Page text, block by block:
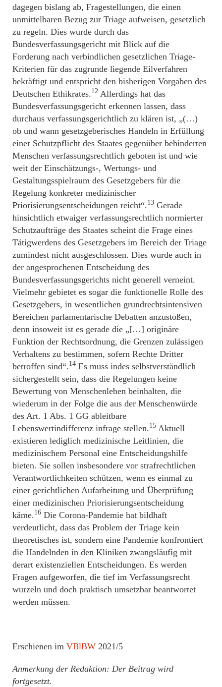
dagegen bislang ab, Fragestellungen, die einen
unmittelbaren Bezug zur Triage aufweisen, gesetzlich
zu regeln. Dies wurde durch das
Bundesverfassungsgericht mit Blick auf die
Forderung nach verbindlichen gesetzlichen Triage-
Kriterien für das zugrunde liegende Eilverfahren
bekräftigt und entspricht den bisherigen Vorgaben des
Deutschen Ethikrates.12 Allerdings hat das
Bundesverfassungsgericht erkennen lassen, dass
durchaus verfassungsgerichtlich zu klären ist, „(…)
ob und wann gesetzgeberisches Handeln in Erfüllung
einer Schutzpflicht des Staates gegenüber behinderten
Menschen verfassungsrechtlich geboten ist und wie
weit der Einschätzungs-, Wertungs- und
Gestaltungsspielraum des Gesetzgebers für die
Regelung konkreter medizinischer
Priorisierungsentscheidungen reicht“.13 Gerade
hinsichtlich etwaiger verfassungsrechtlich normierter
Schutzaufträge des Staates scheint die Frage eines
Tätigwerdens des Gesetzgebers im Bereich der Triage
zumindest nicht ausgeschlossen. Dies wurde auch in
der angesprochenen Entscheidung des
Bundesverfassungsgerichts nicht generell verneint.
Vielmehr gebietet es sogar die funktionelle Rolle des
Gesetzgebers, in wesentlichen grundrechtsintensiven
Bereichen parlamentarische Debatten anzustoßen,
denn insoweit ist es gerade die „[…] originäre
Funktion der Rechtsordnung, die Grenzen zulässigen
Verhaltens zu bestimmen, sofern Rechte Dritter
betroffen sind“.14 Es muss indes selbstverständlich
sichergestellt sein, dass die Regelungen keine
Bewertung von Menschenleben beinhalten, die
wiederum in der Folge die aus der Menschenwürde
des Art. 1 Abs. 1 GG ableitbare
Lebenswertindifferenz infrage stellen.15 Aktuell
existieren lediglich medizinische Leitlinien, die
medizinischem Personal eine Entscheidungshilfe
bieten. Sie sollen insbesondere vor strafrechtlichen
Verantwortlichkeiten schützen, wenn es einmal zu
einer gerichtlichen Aufarbeitung und Überprüfung
einer medizinischen Priorisierungsentscheidung
käme.16 Die Corona-Pandemie hat bildhaft
verdeutlicht, dass das Problem der Triage kein
theoretisches ist, sondern eine Pandemie konfrontiert
die Handelnden in den Kliniken zwangsläufig mit
derart existenziellen Entscheidungen. Es werden
Fragen aufgeworfen, die tief im Verfassungsrecht
wurzeln und doch praktisch umsetzbar beantwortet
werden müssen.
Erschienen im VBlBW 2021/5
Anmerkung der Redaktion: Der Beitrag wird
fortgesetzt.